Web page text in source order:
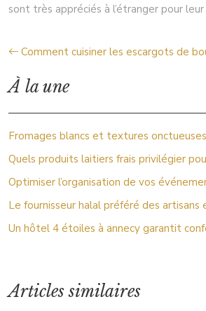
sont très appréciés à l’étranger pour
Comment cuisiner les escargots de
À la une
Fromages blancs et textures
Quels produits laitiers frais privilégier
Optimiser l’organisation de vos
Le fournisseur halal préféré des artisans
Un hôtel 4 étoiles à annecy garantit
Articles similaires